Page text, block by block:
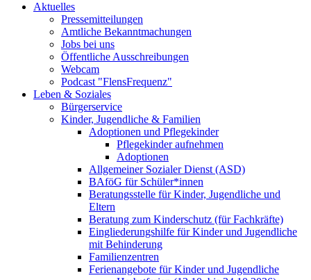
Aktuelles
Pressemitteilungen
Amtliche Bekanntmachungen
Jobs bei uns
Öffentliche Ausschreibungen
Webcam
Podcast "FlensFrequenz"
Leben & Soziales
Bürgerservice
Kinder, Jugendliche & Familien
Adoptionen und Pflegekinder
Pflegekinder aufnehmen
Adoptionen
Allgemeiner Sozialer Dienst (ASD)
BAföG für Schüler*innen
Beratungsstelle für Kinder, Jugendliche und
Eltern
Beratung zum Kinderschutz (für Fachkräfte)
Eingliederungshilfe für Kinder und Jugendliche
mit Behinderung
Familienzentren
Ferienangebote für Kinder und Jugendliche